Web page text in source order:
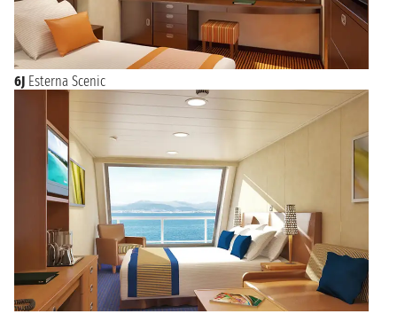
6J Esterna Scenic